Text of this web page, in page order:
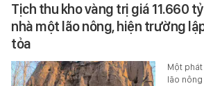
Tịch thu kho vàng trị giá 11.660
nhà một lão nông, hiện trường
tỏa
Một
lão nông